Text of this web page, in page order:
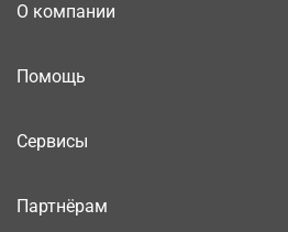
О компании
Помощь
Сервисы
Партнёрам